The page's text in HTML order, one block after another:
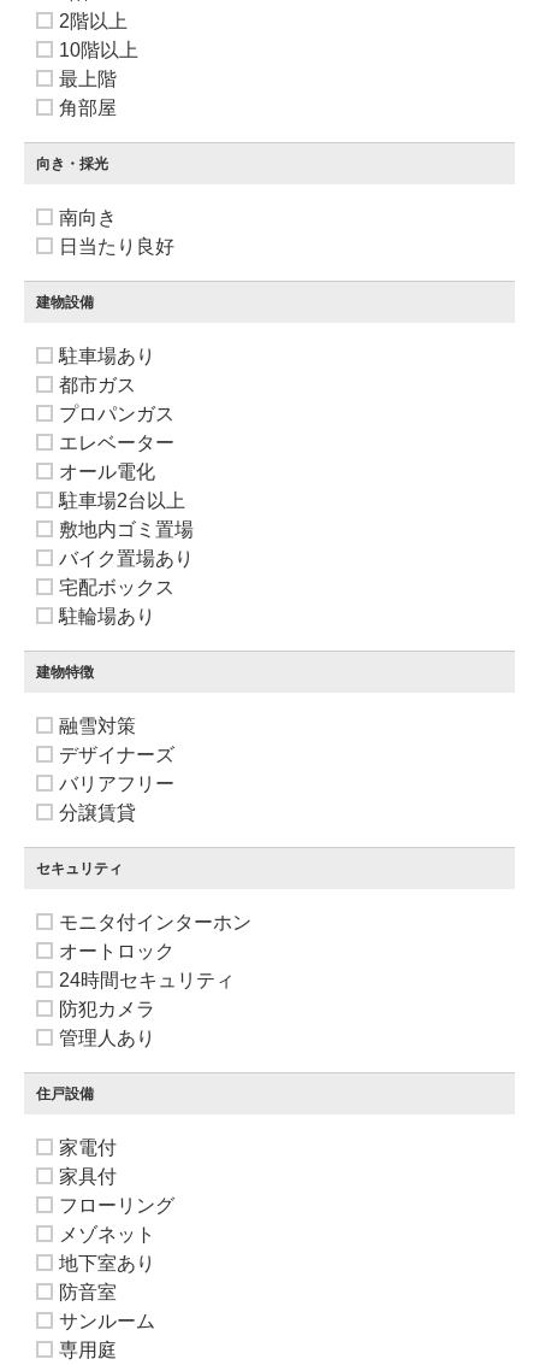
2階以上
10階以上
最上階
角部屋
向き・採光
南向き
日当たり良好
建物設備
駐車場あり
都市ガス
プロパンガス
エレベーター
オール電化
駐車場2台以上
敷地内ゴミ置場
バイク置場あり
宅配ボックス
駐輪場あり
建物特徴
融雪対策
デザイナーズ
バリアフリー
分譲賃貸
セキュリティ
モニタ付インターホン
オートロック
24時間セキュリティ
防犯カメラ
管理人あり
住戸設備
家電付
家具付
フローリング
メゾネット
地下室あり
防音室
サンルーム
専用庭